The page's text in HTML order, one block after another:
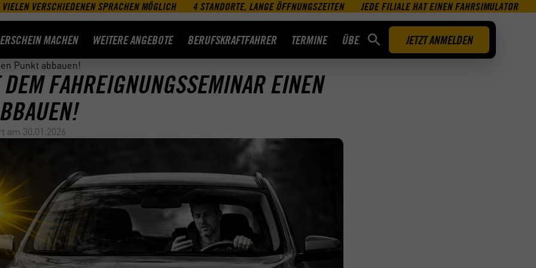
VERSCHIEDENEN SPRACHEN MÖGLICH 4 STANDORTE, LANGE ÖFFNUNGSZEITEN
JEDE FILIALE HAT EINEN FAHRSIMULATOR
MACHEN WEITERE ANGEBOTE BERUFSKRAFTFAHRER TERMINE ÜBER UNS JETZT ANMELDEN
Punkt abbauen!
FAHREIGNUNGSSEMINAR EINEN
am 30.01.2026